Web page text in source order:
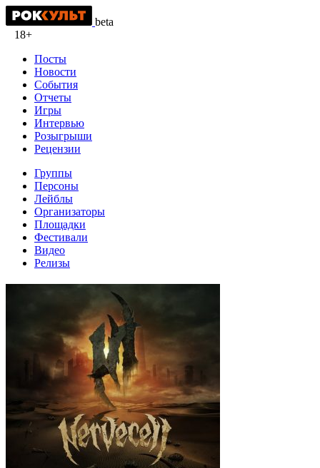
beta
18+
Посты
Новости
События
Отчеты
Игры
Интервью
Розыгрыши
Рецензии
Группы
Персоны
Лейблы
Организаторы
Площадки
Фестивали
Видео
Релизы